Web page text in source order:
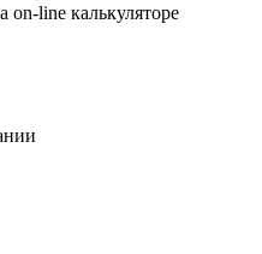
on-line калькуляторе